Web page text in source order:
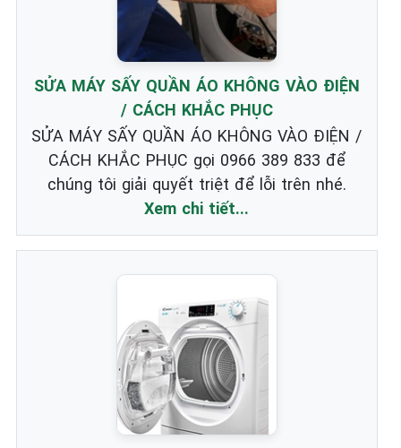
SỬA MÁY SẤY QUẦN ÁO KHÔNG VÀO ĐIỆN
/ CÁCH KHẮC PHỤC
SỬA MÁY SẤY QUẦN ÁO KHÔNG VÀO ĐIỆN /
CÁCH KHẮC PHỤC gọi 0966 389 833 để
chúng tôi giải quyết triệt để lỗi trên nhé.
Xem chi tiết...